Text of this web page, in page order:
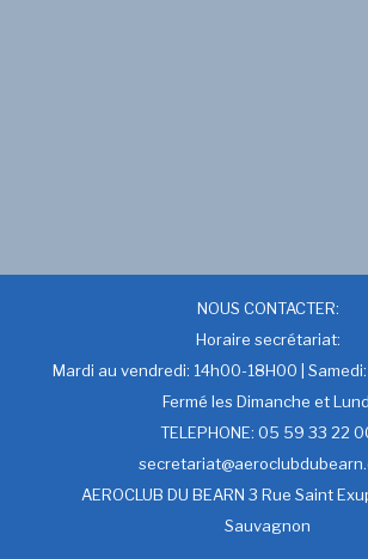
NOUS CONTACTER:
Horaire secrétariat:
Mardi au vendredi: 14h00-18H00 | Samedi:
Fermé les Dimanche et
TELEPHONE: 05 59 33 22
AEROCLUB DU BEARN 3 Rue Saint
Sauvagnon